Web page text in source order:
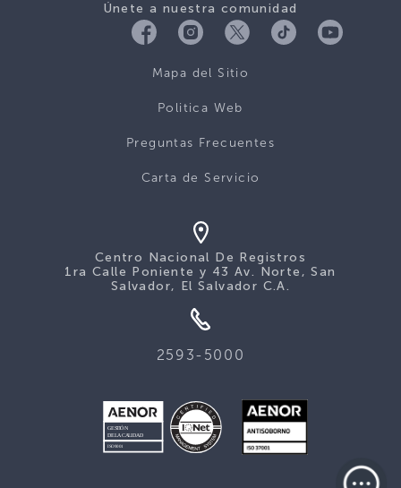
Únete a nuestra comunidad
Mapa del Sitio
Politica Web
Preguntas Frecuentes
Carta de Servicio
Centro Nacional De Registros
1ra Calle Poniente y 43 Av. Norte, San
Salvador, El Salvador C.A.
2593-5000